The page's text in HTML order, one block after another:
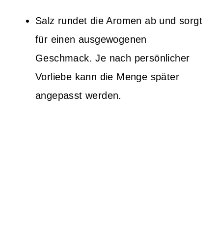
Salz rundet die Aromen ab und sorgt
für einen ausgewogenen
Geschmack. Je nach persönlicher
Vorliebe kann die Menge später
angepasst werden.